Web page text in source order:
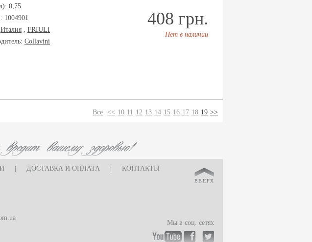
0,75
1004901
Италия , FRIULI
Collavini
408 грн.
Нет в наличии
Все << 10 11 12 13 14 15 16 17 18 19 >>
ДОСТАВКА И ОПЛАТА КОНТАКТЫ
Мы в соц. сетях